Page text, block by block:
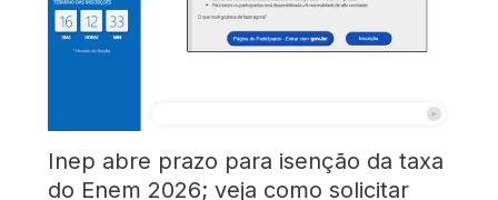
Inep abre prazo para isenção da taxa
do Enem 2026; veja como solicitar